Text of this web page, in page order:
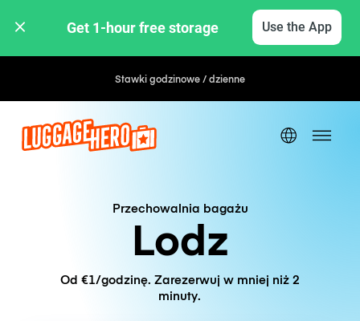
Get 1-hour free storage Use the App
Stawki godzinowe / dzienne
Przechowalnia bagażu
Lodz
Od €1/godzinę. Zarezerwuj w mniej niż 2
minuty.